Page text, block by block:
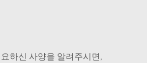
하신 사양을 알려주시면,